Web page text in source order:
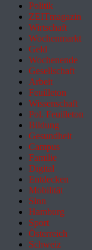
Politik
ZEITmagazin
Wirtschaft
Wochenmarkt
Geld
Wochenende
Gesellschaft
Arbeit
Feuilleton
Wissenschaft
Pol. Feuilleton
Bildung
Gesundheit
Campus
Familie
Digital
Entdecken
Mobilität
Sinn
Hamburg
Sport
Österreich
Schweiz